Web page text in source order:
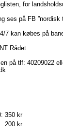
for
ses på FB ”nordisk
7 kan købes på
Rådet
på tlf: 40209022
350 kr
200 kr